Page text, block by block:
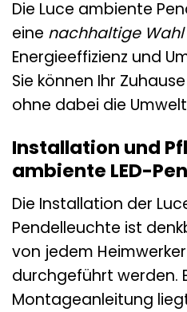
Die Luce ambiente
eine nachhaltige Wahl
Energieeffizienz und
Sie können Ihr
ohne dabei die
Installation und
ambiente LED-
Die Installation der
Pendelleuchte ist
von jedem
durchgeführt werden.
Montageanleitung